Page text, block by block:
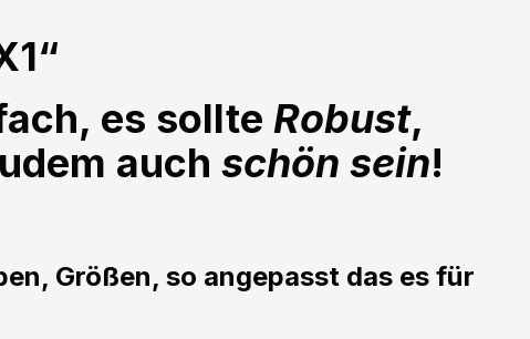
es sollte Robust,
auch schön sein!
Größen, so angepasst das es für